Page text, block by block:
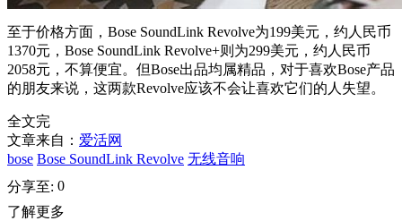
至于价格方面，Bose SoundLink Revolve为199美元，约人民币
1370元，Bose SoundLink Revolve+则为299美元，约人民币
2058元，不算便宜。但Bose出品均属精品，对于喜欢Bose产品
的朋友来说，这两款Revolve应该不会让喜欢它们的人失望。
全文完
文章来自： 爱活网
bose Bose SoundLink Revolve 无线音响
分享至: 0
了解更多